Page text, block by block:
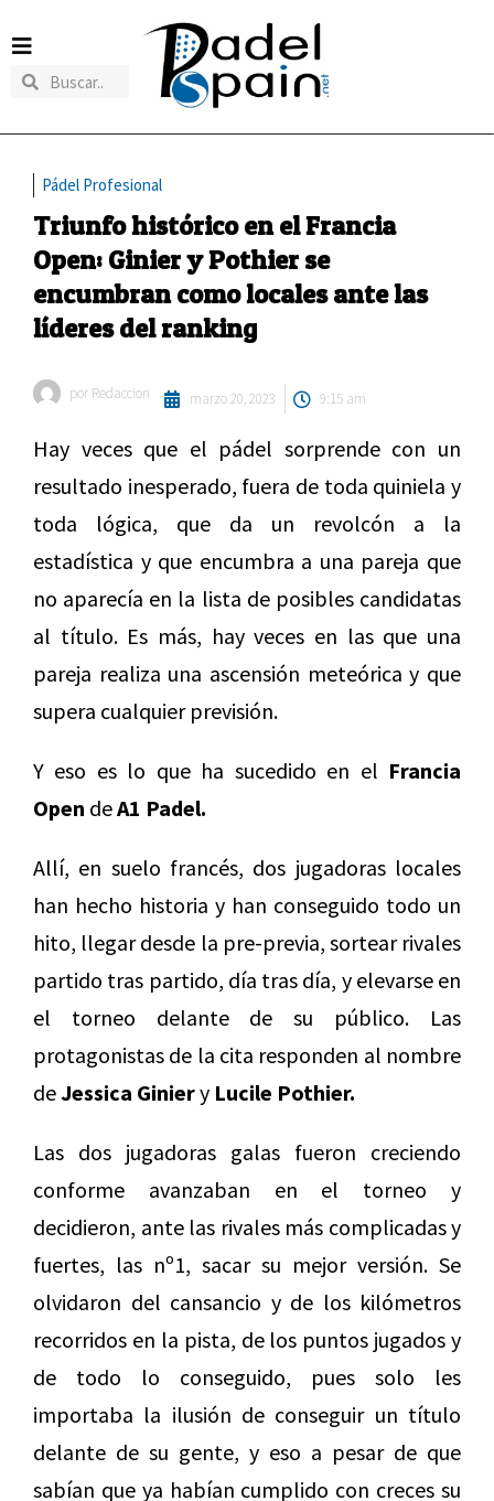
Pádel Profesional
Triunfo histórico en el Francia
Open: Ginier y Pothier se
encumbran como locales ante las
líderes del ranking
por Redaccion marzo 20, 2023 9:15 am
Hay veces que el pádel sorprende con un
resultado inesperado, fuera de toda quiniela y
toda lógica, que da un revolcón a la
estadística y que encumbra a una pareja que
no aparecía en la lista de posibles candidatas
al título. Es más, hay veces en las que una
pareja realiza una ascensión meteórica y que
supera cualquier previsión.
Y eso es lo que ha sucedido en el Francia
Open deA1 Padel.
Allí, en suelo francés, dos jugadoras locales
han hecho historia y han conseguido todo un
hito, llegar desde la pre-previa, sortear rivales
partido tras partido, día tras día, y elevarse en
el torneo delante de su público. Las
protagonistas de la cita responden al nombre
deJessica Giniery Lucile Pothier.
Las dos jugadoras galas fueron creciendo
conforme avanzaban en el torneo y
decidieron, ante las rivales más complicadas y
fuertes, las nº1, sacar su mejor versión. Se
olvidaron del cansancio y de los kilómetros
recorridos en la pista, de los puntos jugados y
de todo lo conseguido, pues solo les
importaba la ilusión de conseguir un título
delante de su gente, y eso a pesar de que
sabían que ya habían cumplido con creces su